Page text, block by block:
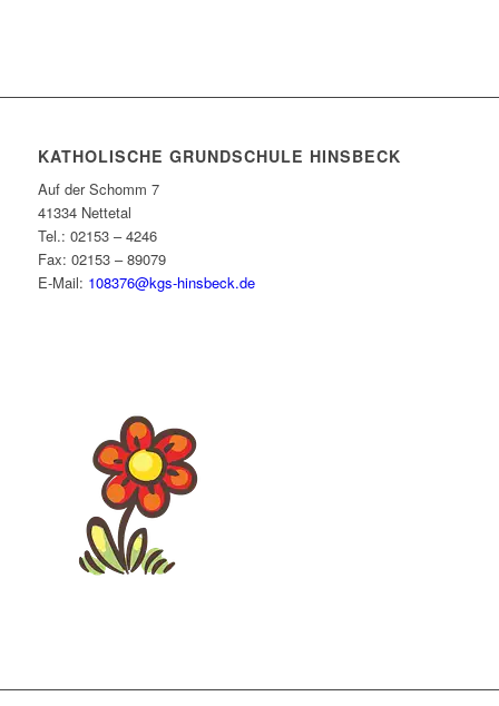
KATHOLISCHE GRUNDSCHULE HINSBECK
Auf der Schomm 7
41334 Nettetal
Tel.: 02153 – 4246
Fax: 02153 – 89079
E-Mail: 108376@kgs-hinsbeck.de